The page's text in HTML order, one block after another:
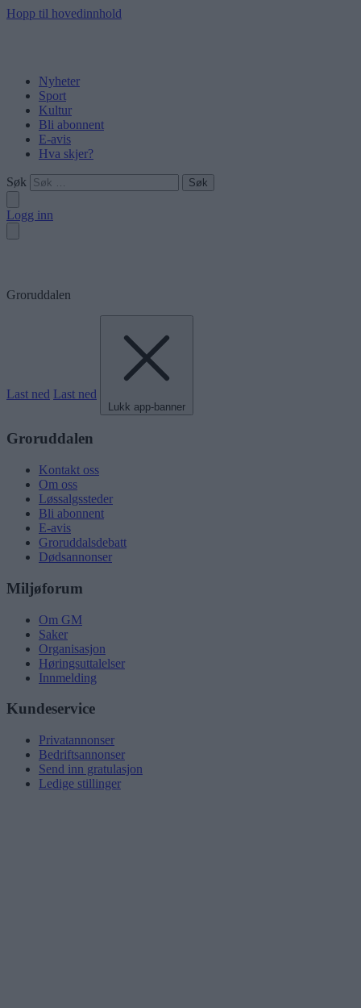
Hopp til hovedinnhold
Nyheter
Sport
Kultur
Bli abonnent
E-avis
Hva skjer?
Søk
Logg inn
Groruddalen
Last ned Last ned
Lukk app-banner
Groruddalen
Kontakt oss
Om oss
Løssalgssteder
Bli abonnent
E-avis
Groruddalsdebatt
Dødsannonser
Miljøforum
Om GM
Saker
Organisasjon
Høringsuttalelser
Innmelding
Kundeservice
Privatannonser
Bedriftsannonser
Send inn gratulasjon
Ledige stillinger